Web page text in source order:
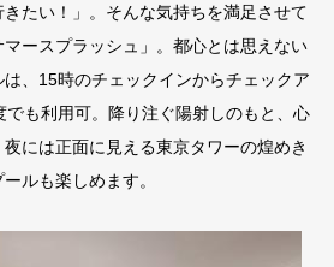
たい！」。そんな気持ちを満足させて
ースプラッシュ」。都心とは思えない
、15時のチェックインからチェックア
でも利用可。降り注ぐ陽射しのもと、心
には正面に見える東京タワーの煌めき
ルも楽しめます。